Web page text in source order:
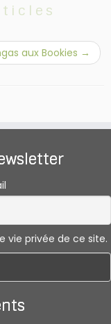
aux Bookies →
vie privée de ce site.